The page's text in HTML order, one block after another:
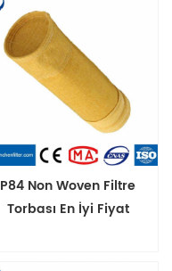
P84 Non Woven Filtre
Torbası En İyi Fiyat